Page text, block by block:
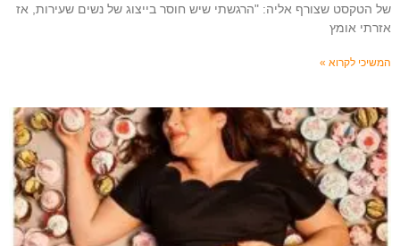
של הטקסט שצורף אליה: "הרגשתי שיש חוסר בייצוג של נשים שעירות, אז
אזרתי אומץ
המשיכי לקרוא »